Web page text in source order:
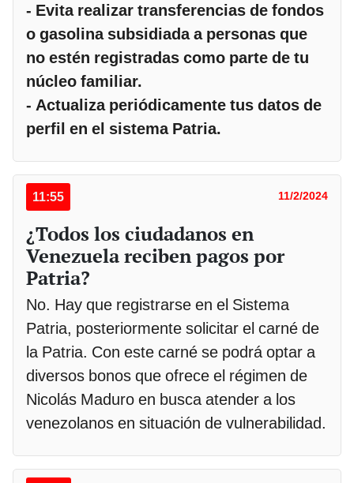
- Evita realizar transferencias de fondos
o gasolina subsidiada a personas que
no estén registradas como parte de tu
núcleo familiar.
- Actualiza periódicamente tus datos de
perfil en el sistema Patria.
11:55 11/2/2024
¿Todos los ciudadanos en
Venezuela reciben pagos por
Patria?
No. Hay que registrarse en el Sistema
Patria, posteriormente solicitar el carné de
la Patria. Con este carné se podrá optar a
diversos bonos que ofrece el régimen de
Nicolás Maduro en busca atender a los
venezolanos en situación de vulnerabilidad.